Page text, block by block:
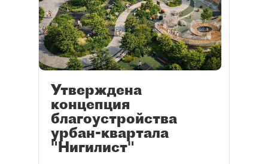
Утверждена
концепция
благоустройства
урбан-квартала
"Нигилист"